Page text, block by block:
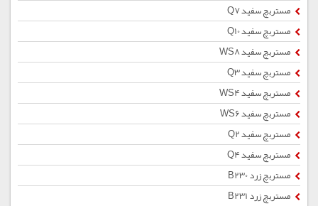
مستربچ سفید Q7
مستربچ سفید Q10
مستربچ سفید WS8
مستربچ سفید Q3
مستربچ سفید WS4
مستربچ سفید WS6
مستربچ سفید Q2
مستربچ سفید Q4
مستربچ زرد B230
مستربچ زرد B231